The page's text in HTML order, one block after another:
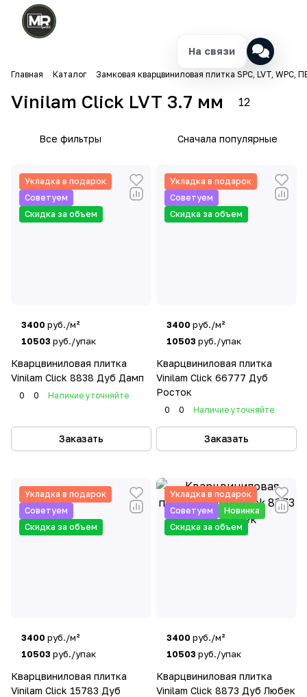
Главная Каталог Замковая кварцвиниловая плитка SPC, LVT, WPC,
Vinilam Click LVT 3.7 мм 12
Все фильтры Сначала популярные
Укладка в подарок
Советуем
Скидка за объем
3400 руб./м²
10503 руб./упак
Кварцвиниловая плитка
Vinilam Click 8838 Дуб Дамп
0 0 Наличие уточняйте
Заказать
Укладка в подарок
Советуем
Скидка за объем
3400 руб./м²
10503 руб./упак
Кварцвиниловая плитка
Vinilam Click 66777 Дуб
Росток
0 0 Наличие уточняйте
Заказать
Укладка в подарок
Советуем
Скидка за объем
3400 руб./м²
10503 руб./упак
Кварцвиниловая плитка
Vinilam Click 15783 Дуб
Укладка в подарок
Советуем
Новинка
Скидка за объем
3400 руб./м²
10503 руб./упак
Кварцвиниловая плитка
Vinilam Click 8873 Дуб Любек
На связи